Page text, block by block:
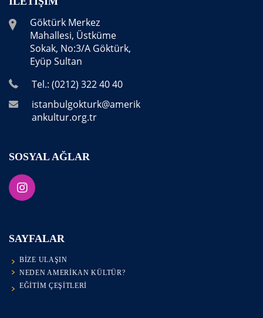
Göktürk Merkez
Mahallesi, Üstküme
Sokak, No:3/A Göktürk,
Eyüp Sultan
Tel.: (0212) 322 40 40
istanbulgokturk@amerik
ankultur.org.tr
SOSYAL AĞLAR
SAYFALAR
BIZE ULAŞIN
NEDEN AMERIKAN KÜLTÜR?
EĞITIM ÇEŞITLERI